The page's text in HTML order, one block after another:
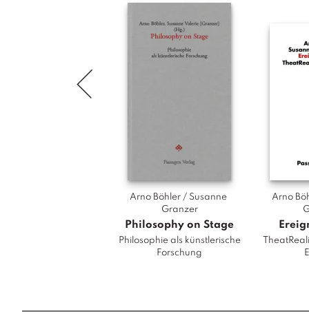
Arno Böhler / Susanne
Granzer
Philosophy on Stage
Philosophie als künstlerische
Forschung
Arno